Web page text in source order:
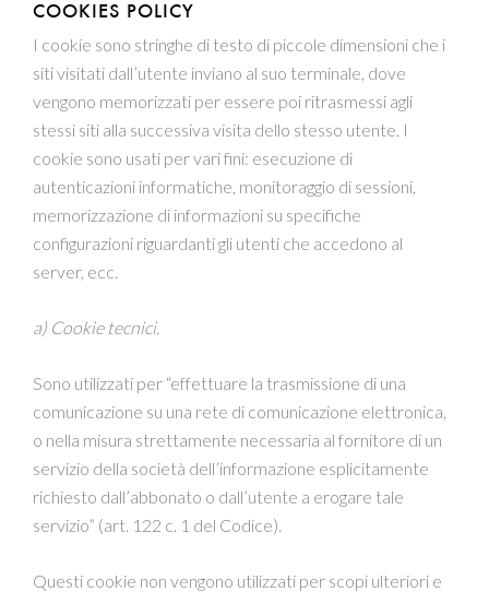
COOKIES POLICY
I cookie sono stringhe di testo di piccole dimensioni che i
siti visitati dall’utente inviano al suo terminale, dove
vengono memorizzati per essere poi ritrasmessi agli
stessi siti alla successiva visita dello stesso utente. I
cookie sono usati per vari fini: esecuzione di
autenticazioni informatiche, monitoraggio di sessioni,
memorizzazione di informazioni su specifiche
configurazioni riguardanti gli utenti che accedono al
server, ecc.
a) Cookie tecnici.
Sono utilizzati per “effettuare la trasmissione di una
comunicazione su una rete di comunicazione elettronica,
o nella misura strettamente necessaria al fornitore di un
servizio della società dell’informazione esplicitamente
richiesto dall’abbonato o dall’utente a erogare tale
servizio” (art. 122 c. 1 del Codice).
Questi cookie non vengono utilizzati per scopi ulteriori e